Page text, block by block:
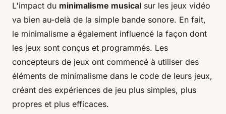
L'impact du minimalisme musical sur les jeux vidéo
va bien au-delà de la simple bande sonore. En fait,
le minimalisme a également influencé la façon dont
les jeux sont conçus et programmés. Les
concepteurs de jeux ont commencé à utiliser des
éléments de minimalisme dans le code de leurs jeux,
créant des expériences de jeu plus simples, plus
propres et plus efficaces.